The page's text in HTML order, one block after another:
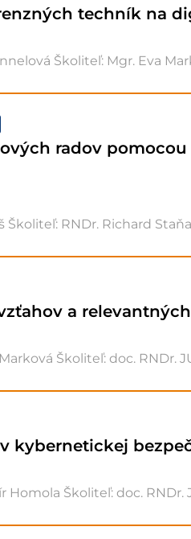
techník na
Školiteľ: Mgr. Eva
radov
Školiteľ: RNDr. Richard Staňa
a
Školiteľ: doc. RNDr.
kybernetickej
Homola Školiteľ: doc. RNDr.